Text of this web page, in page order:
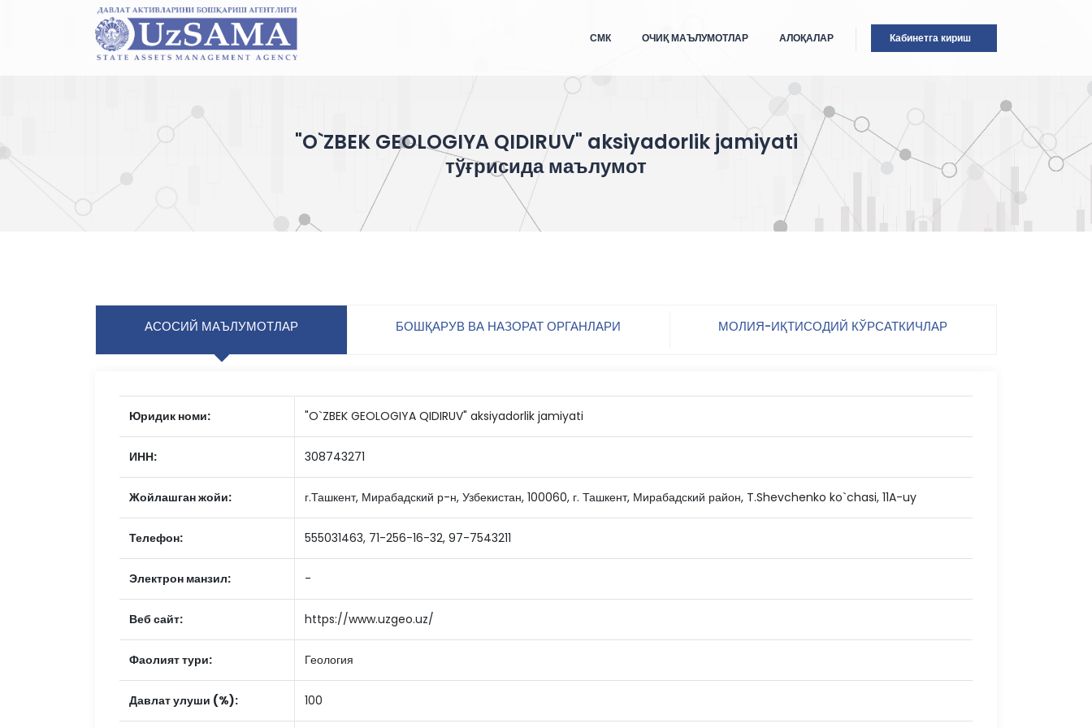
Кабинетга кириш
СМК ОЧИҚ МАЪЛУМОТЛАР АЛОҚАЛАР
"O`ZBEK GEOLOGIYA QIDIRUV" aksiyadorlik jamiyati
тўғрисида маълумот
АСОСИЙ МАЪЛУМОТЛАР БОШҚАРУВ ВА НАЗОРАТ ОРГАНЛАРИ МОЛИЯ-ИҚТИСОДИЙ КЎРСАТКИЧЛАР
Юридик номи: "O`ZBEK GEOLOGIYA QIDIRUV" aksiyadorlik jamiyati
ИНН: 308743271
Жойлашган жойи: г.Ташкент, Мирабадский р-н, Узбекистан, 100060, г. Ташкент, Мирабадский район, T.Shevchenko ko`chasi, 11A-uy
Телефон: 555031463, 71-256-16-32, 97-7543211
Электрон манзил: -
Веб сайт: https://www.uzgeo.uz/
Фаолият тури: Геология
Давлат улуши (%): 100